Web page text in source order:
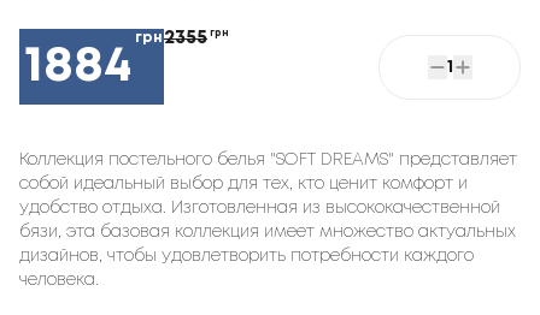
1884
грн2355 грн
1
Коллекция постельного белья "SOFT DREAMS" представляет
собой идеальный выбор для тех, кто ценит комфорт и
удобство отдыха. Изготовленная из высококачественной
бязи, эта базовая коллекция имеет множество актуальных
дизайнов, чтобы удовлетворить потребности каждого
человека.